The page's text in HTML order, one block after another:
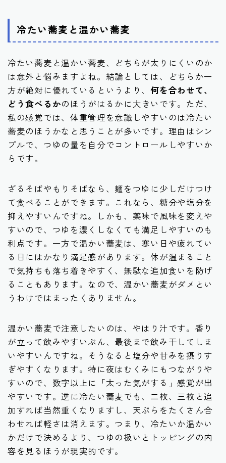
冷たい蕎麦と温かい蕎麦
冷たい蕎麦と温かい蕎麦、どちらが太りにくいのか
は意外と悩みますよね。結論としては、どちらか一
方が絶対に優れているというより、何を合わせて、
どう食べるかのほうがはるかに大きいです。ただ、
私の感覚では、体重管理を意識しやすいのは冷たい
蕎麦のほうかなと思うことが多いです。理由はシン
プルで、つゆの量を自分でコントロールしやすいか
らです。
ざるそばやもりそばなら、麺をつゆに少しだけつけ
て食べることができます。これなら、糖分や塩分を
抑えやすいんですね。しかも、薬味で風味を変えや
すいので、つゆを濃くしなくても満足しやすいのも
利点です。一方で温かい蕎麦は、寒い日や疲れてい
る日にはかなり満足感があります。体が温まること
で気持ちも落ち着きやすく、無駄な追加食いを防げ
ることもあります。なので、温かい蕎麦がダメとい
うわけではまったくありません。
温かい蕎麦で注意したいのは、やはり汁です。香り
が立って飲みやすいぶん、最後まで飲み干してしま
いやすいんですね。そうなると塩分や甘みを摂りす
ぎやすくなります。特に夜はむくみにもつながりや
すいので、数字以上に「太った気がする」感覚が出
やすいです。逆に冷たい蕎麦でも、二枚、三枚と追
加すれば当然重くなりますし、天ぷらをたくさん合
わせれば軽さは消えます。つまり、冷たいか温かい
かだけで決めるより、つゆの扱いとトッピングの内
容を見るほうが現実的です。